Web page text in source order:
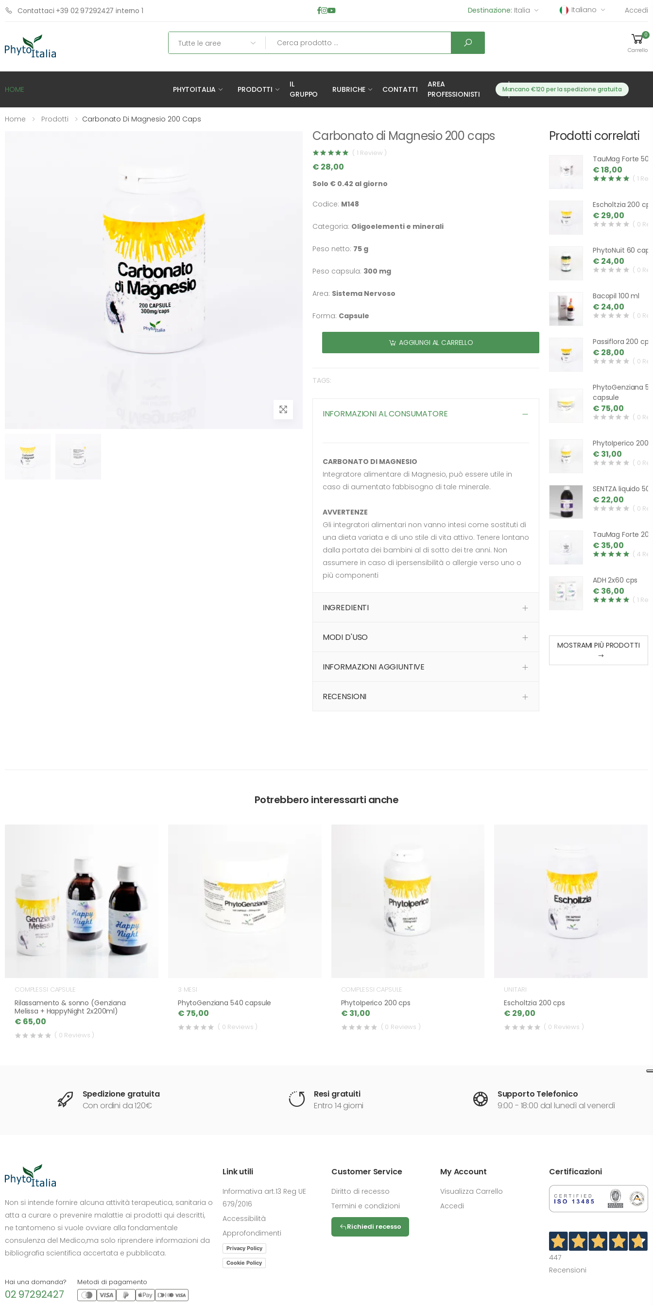
Contattaci +39 02 97292427 interno 1 Destinazione: Italia Italiano Accedi
0
Carrello
HOME PHYTOITALIA PRODOTTI
IL
GRUPPO
RUBRICHE CONTATTI
AREA
PROFESSIONISTI
Mancano €120 per la spedizione gratuita
Home Prodotti Carbonato Di Magnesio 200 Caps
Carbonato di Magnesio 200 caps
( 1 Review )
€ 28,00
Solo € 0.42 al giorno
Codice: M148
Categoria: Oligoelementi e minerali
Peso netto: 75 g
Peso capsula: 300 mg
Area: Sistema Nervoso
Forma: Capsule
AGGIUNGI AL CARRELLO
TAGS:
INFORMAZIONI AL CONSUMATORE
CARBONATO DI MAGNESIO
Integratore alimentare di Magnesio, può essere utile in
caso di aumentato fabbisogno di tale minerale.
AVVERTENZE
Gli integratori alimentari non vanno intesi come sostituti di
una dieta variata e di uno stile di vita attivo. Tenere lontano
dalla portata dei bambini al di sotto dei tre anni. Non
assumere in caso di ipersensibilità o allergie verso uno o
più componenti
INGREDIENTI
MODI D'USO
INFORMAZIONI AGGIUNTIVE
RECENSIONI
Prodotti correlati
TauMag Forte 50
€ 18,00
( 1
Escholtzia 200
€ 29,00
( 0
PhytoNuit 60
€ 24,00
( 0
Bacopil 100 ml
€ 24,00
( 0
Passiflora 200 cps
€ 28,00
( 0
PhytoGenziana
capsule
€ 75,00
( 0
PhytoIperico 200
€ 31,00
( 0
SENTZA liquido
€ 22,00
( 0
TauMag Forte
€ 35,00
( 4
ADH 2x60 cps
€ 36,00
( 1
MOSTRAMI PIÙ PRODOTTI
Potrebbero interessarti anche
COMPLESSI CAPSULE
Rilassamento & sonno (Genziana
Melissa + HappyNight 2x200ml)
€ 65,00
( 0 Reviews )
3 MESI
PhytoGenziana 540 capsule
€ 75,00
( 0 Reviews )
COMPLESSI CAPSULE
PhytoIperico 200 cps
€ 31,00
( 0 Reviews )
UNITARI
Escholtzia 200 cps
€ 29,00
( 0 Reviews )
Spedizione gratuita
Con ordini da 120€
Resi gratuiti
Entro 14 giorni
Supporto Telefonico
9:00 - 18:00 dal lunedì al venerdì
Non si intende fornire alcuna attività terapeutica, sanitaria o
atta a curare o prevenire malattie ai prodotti qui descritti,
ne tantomeno si vuole ovviare alla fondamentale
consulenza del Medico,ma solo riprendere informazioni da
bibliografia scientifica accertata e pubblicata.
Hai una domanda?
02 97292427
Metodi di pagamento
Link utili
Informativa art.13 Reg UE
679/2016
Accessibilità
Approfondimenti
Privacy Policy
Cookie Policy
Customer Service
Diritto di recesso
Termini e condizioni
Richiedi recesso
My Account
Visualizza Carrello
Accedi
Certificazioni
447
Recensioni
DIMENSIONE TESTO
A- +0% A+
CONTRASTO
Standard Alto Scuro Chiaro
OPZIONI
Cursore grande Spaziatura testo
Stop animazioni